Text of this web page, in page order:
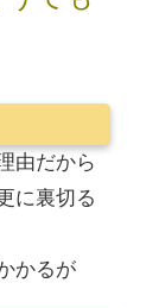
由だから
に裏切る
かるが